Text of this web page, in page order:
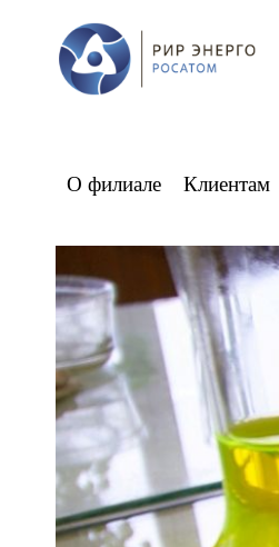
О филиале Клиентам